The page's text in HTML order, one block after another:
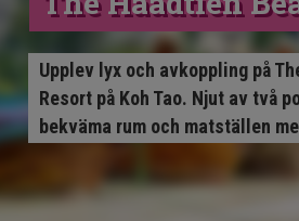
Upplev lyx och avkoppling på
Resort på Koh Tao. Njut av två
bekväma rum och matställen